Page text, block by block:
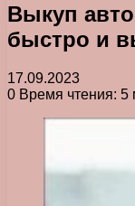
Выкуп
быстро и
17.09.2023
0 Время чтения: 5